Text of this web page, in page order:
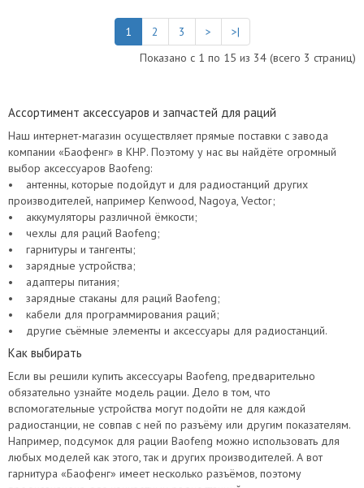
1 2 3 >
>|
Показано с 1 по 15 из 34 (всего 3 страниц)
Ассортимент аксессуаров и запчастей для раций
Наш интернет-магазин осуществляет прямые поставки с завода
компании «Баофенг» в КНР. Поэтому у нас вы найдёте огромный
выбор аксессуаров Baofeng:
• антенны, которые подойдут и для радиостанций других
производителей, например Kenwood, Nagoya, Vector;
• аккумуляторы различной ёмкости;
• чехлы для раций Baofeng;
• гарнитуры и тангенты;
• зарядные устройства;
• адаптеры питания;
• зарядные стаканы для раций Baofeng;
• кабели для программирования раций;
• другие съёмные элементы и аксессуары для радиостанций.
Как выбирать
Если вы решили купить аксессуары Baofeng, предварительно
обязательно узнайте модель рации. Дело в том, что
вспомогательные устройства могут подойти не для каждой
радиостанции, не совпав с ней по разъёму или другим показателям.
Например, подсумок для рации Baofeng можно использовать для
любых моделей как этого, так и других производителей. А вот
гарнитура «Баофенг» имеет несколько разъёмов, поэтому